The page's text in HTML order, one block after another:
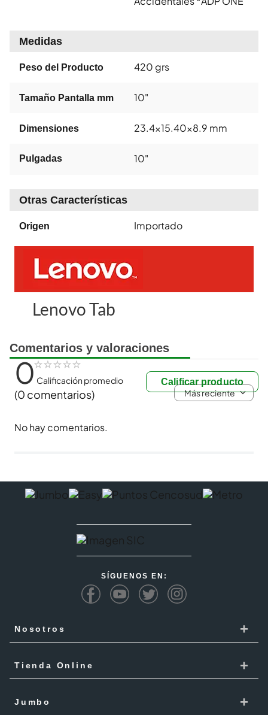
Medidas
Peso del Producto 420 grs
Tamaño Pantalla mm 10"
Dimensiones 23.4x15.40x8.9 mm
Pulgadas 10"
Otras Características
Origen Importado
Comentarios y valoraciones
Calificar producto
☆☆☆☆☆
0Calificación promedio
(0 comentarios) Más reciente
No hay comentarios.
SÍGUENOS EN:
Nosotros +
Responsabilidad Social
Trabaja con Nosotros
Tienda Online +
Jumbo +